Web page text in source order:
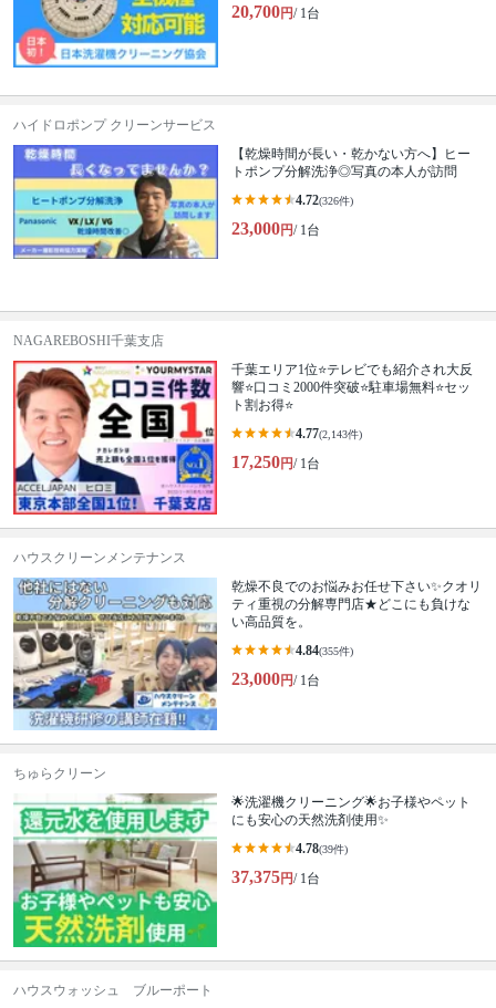
20,700円/ 1台
ハイドロポンプ クリーンサービス
【乾燥時間が長い・乾かない方へ】ヒー
トポンプ分解洗浄◎写真の本人が訪問
4.72(326件)
23,000円/ 1台
NAGAREBOSHI千葉支店
千葉エリア1位⭐テレビでも紹介され大反
響⭐️口コミ2000件突破⭐️駐車場無料⭐セッ
ト割お得⭐
4.77(2,143件)
17,250円/ 1台
ハウスクリーンメンテナンス
乾燥不良でのお悩みお任せ下さい✨クオリ
ティ重視の分解専門店★どこにも負けな
い高品質を。
4.84(355件)
23,000円/ 1台
ちゅらクリーン
🌟洗濯機クリーニング🌟お子様やペット
にも安心の天然洗剤使用✨
4.78(39件)
37,375円/ 1台
ハウスウォッシュ ブルーポート